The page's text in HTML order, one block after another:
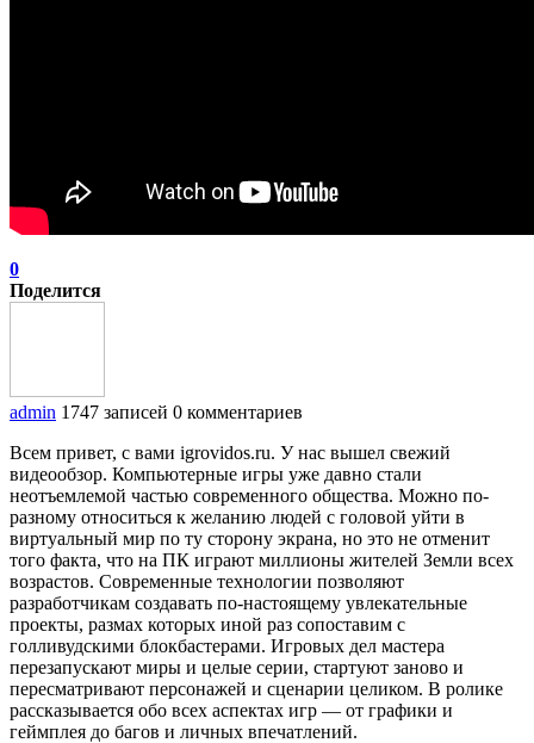
0
Поделится
admin 1747 записей 0 комментариев
Всем привет, с вами igrovidos.ru. У нас вышел свежий
видеообзор. Компьютерные игры уже давно стали
неотъемлемой частью современного общества. Можно по-
разному относиться к желанию людей с головой уйти в
виртуальный мир по ту сторону экрана, но это не отменит
того факта, что на ПК играют миллионы жителей Земли всех
возрастов. Современные технологии позволяют
разработчикам создавать по-настоящему увлекательные
проекты, размах которых иной раз сопоставим с
голливудскими блокбастерами. Игровых дел мастера
перезапускают миры и целые серии, стартуют заново и
пересматривают персонажей и сценарии целиком. В ролике
рассказывается обо всех аспектах игр — от графики и
геймплея до багов и личных впечатлений.